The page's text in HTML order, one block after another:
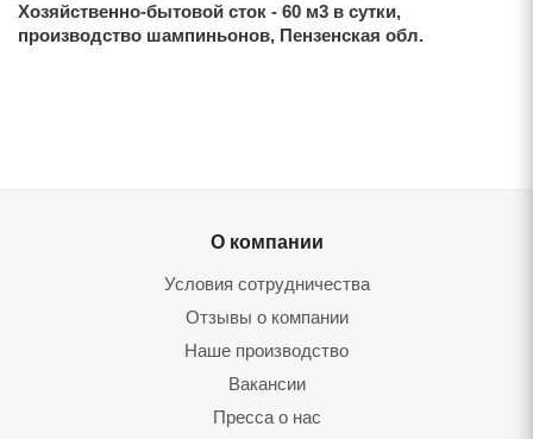
Хозяйственно-бытовой сток - 60 м3 в сутки,
производство шампиньонов, Пензенская обл.
О компании
Условия сотрудничества
Отзывы о компании
Наше производство
Вакансии
Пресса о нас